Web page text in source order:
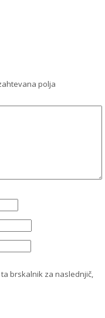
polja
brskalnik za naslednjič,